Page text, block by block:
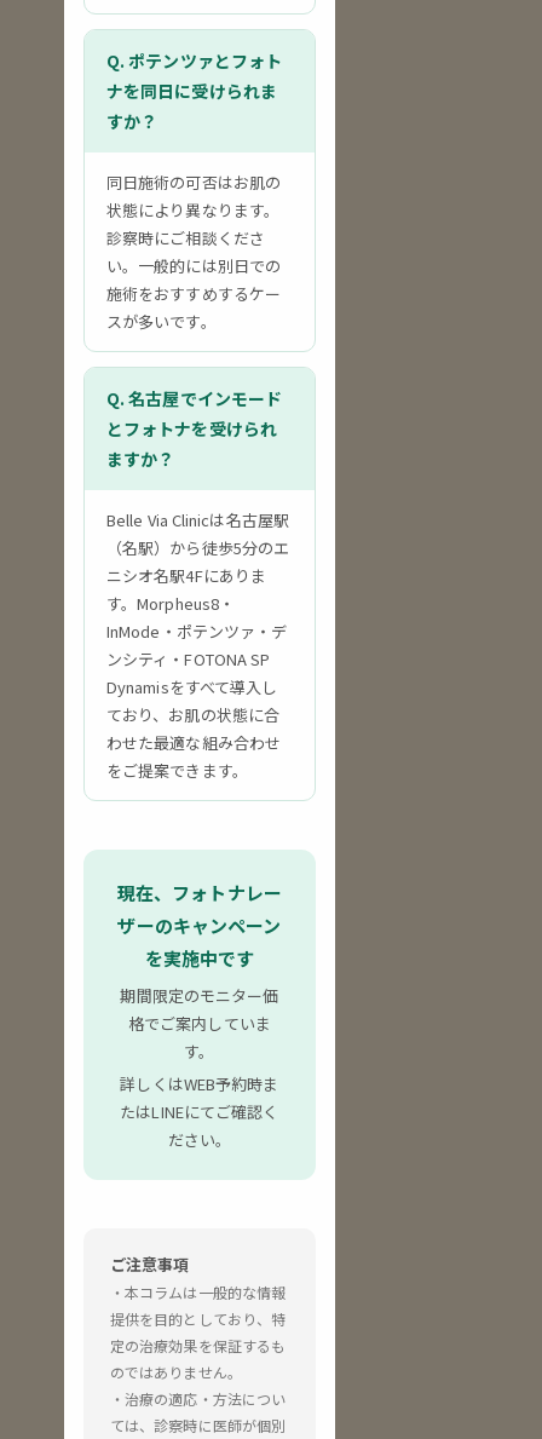
Q. ポテンツァとフォト
ナを同日に受けられま
すか？
同日施術の可否はお肌の
状態により異なります。
診察時にご相談くださ
い。一般的には別日での
施術をおすすめするケー
スが多いです。
Q. 名古屋でインモード
とフォトナを受けられ
ますか？
Belle Via Clinicは名古屋駅
（名駅）から徒歩5分のエ
ニシオ名駅4Fにありま
す。Morpheus8・
InMode・ポテンツァ・デ
ンシティ・FOTONA SP
Dynamisをすべて導入し
ており、お肌の状態に合
わせた最適な組み合わせ
をご提案できます。
現在、フォトナレー
ザーのキャンペーン
を実施中です
期間限定のモニター価
格でご案内していま
す。
詳しくはWEB予約時ま
たはLINEにてご確認く
ださい。
ご注意事項
・本コラムは一般的な情報
提供を目的としており、特
定の治療効果を保証するも
のではありません。
・治療の適応・方法につい
ては、診察時に医師が個別